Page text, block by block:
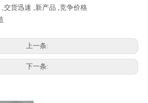
交货迅速 ,新产品 ,竞争价格
上一条:
下一条: